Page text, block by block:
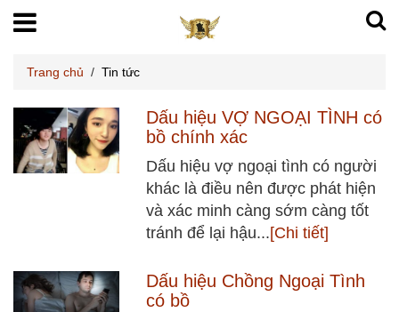
Trang chủ / Tin tức
Dấu hiệu VỢ NGOẠI TÌNH có
bồ chính xác
Dấu hiệu vợ ngoại tình có người
khác là điều nên được phát hiện
và xác minh càng sớm càng tốt
tránh để lại hậu...[Chi tiết]
Dấu hiệu Chồng Ngoại Tình
có bồ